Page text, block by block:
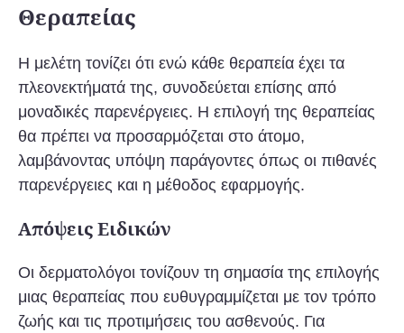
Θεραπείας
Η μελέτη τονίζει ότι ενώ κάθε θεραπεία έχει τα
πλεονεκτήματά της, συνοδεύεται επίσης από
μοναδικές παρενέργειες. Η επιλογή της θεραπείας
θα πρέπει να προσαρμόζεται στο άτομο,
λαμβάνοντας υπόψη παράγοντες όπως οι πιθανές
παρενέργειες και η μέθοδος εφαρμογής.
Απόψεις Ειδικών
Οι δερματολόγοι τονίζουν τη σημασία της επιλογής
μιας θεραπείας που ευθυγραμμίζεται με τον τρόπο
ζωής και τις προτιμήσεις του ασθενούς. Για